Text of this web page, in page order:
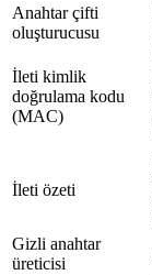
Anahtar çifti
oluşturucusu
İleti kimlik
doğrulama kodu
(MAC)
İleti özeti
Gizli anahtar
üreticisi